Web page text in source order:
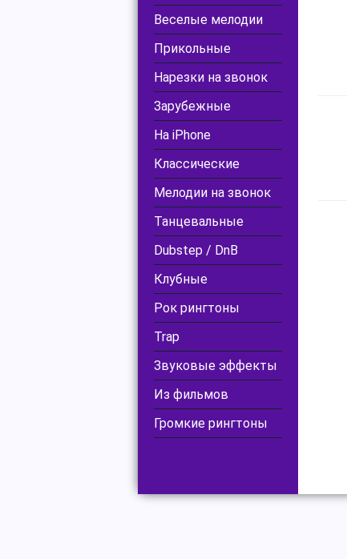
Веселые мелодии
Прикольные
Нарезки на звонок
Зарубежные
На iPhone
Классические
Мелодии на звонок
Танцевальные
Dubstep / DnB
Клубные
Рок рингтоны
Trap
Звуковые эффекты
Из фильмов
Громкие рингтоны